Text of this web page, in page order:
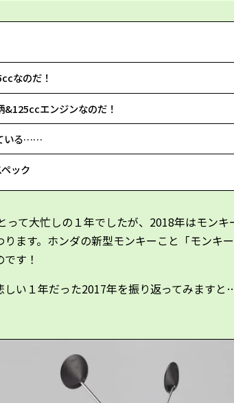
なのだ！
&125ccエンジンなのだ！
いる……
ック
って大忙しの１年でしたが、2018年はモンキ
ます。ホンダの新型モンキーこと「モンキー
す！
しい１年だった2017年を振り返ってみます